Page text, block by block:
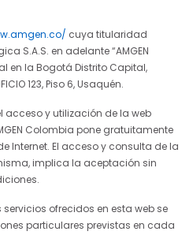
cuya titularidad
S.A.S. en adelante “AMGEN
en la Bogotá Distrito Capital,
123, Piso 6, Usaquén.
acceso y utilización de la web
Colombia pone gratuitamente
Internet. El acceso y consulta de la
implica la aceptación sin
ofrecidos en esta web se
particulares previstas en cada